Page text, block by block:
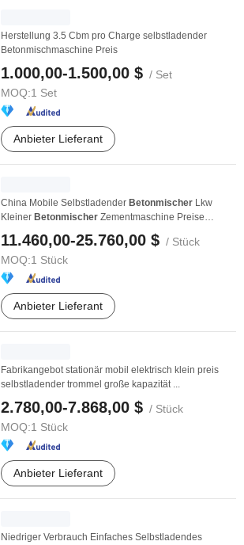
Herstellung 3.5 Cbm pro Charge selbstladender
Betonmischmaschine Preis
1.000,00-1.500,00 $ / Set
MOQ:1 Set
Anbieter Lieferant
China Mobile Selbstladender Betonmischer Lkw
Kleiner Betonmischer Zementmaschine Preise
11.460,00-25.760,00 $ / Stück
MOQ:1 Stück
Anbieter Lieferant
Fabrikangebot stationär mobil elektrisch klein preis
selbstladender trommel große kapazität ...
2.780,00-7.868,00 $ / Stück
MOQ:1 Stück
Anbieter Lieferant
Niedriger Verbrauch Einfaches Selbstladendes